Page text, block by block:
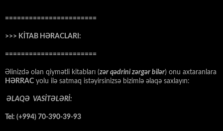
=======================
>>> KİTAB HƏRACLARI:
=======================
Əlinizdə olan qiymətli kitabları (zər qədrini zərgər bilər) onu axtaranlara
HƏRRAC yolu ilə satmaq istəyirsinizsə bizimlə əlaqə saxlayın:
ƏLAQƏ VASİTƏLƏRİ:
Tel: (+994) 70-390-39-93